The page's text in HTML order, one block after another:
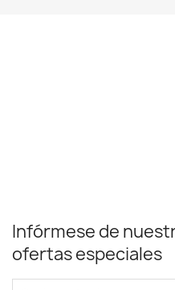
Infórmese de
ofertas especiales